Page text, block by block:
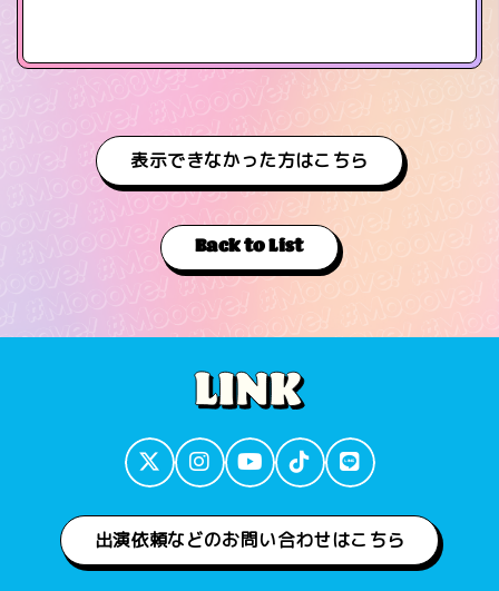
表示できなかった方はこちら
Back to List
出演依頼などのお問い合わせはこちら